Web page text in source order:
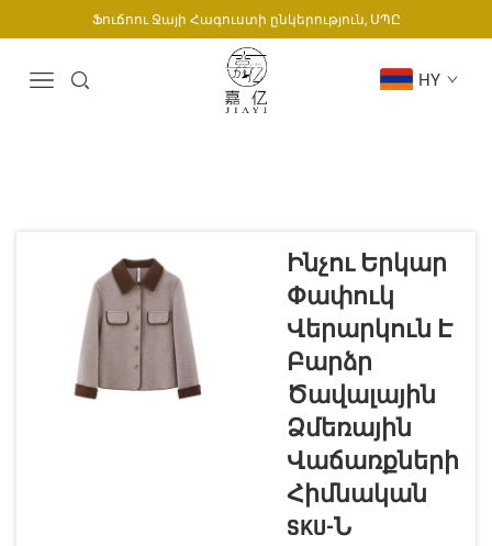
Ֆուճոու Ջայի Հագուստի ընկերություն, ՍՊԸ
HY
Ինչու Երկար
Փափուկ
Վերարկուն Է
Բարձր
Ծավալային
Ձմեռային
Վաճառքների
Հիմնական
SKU-Ն